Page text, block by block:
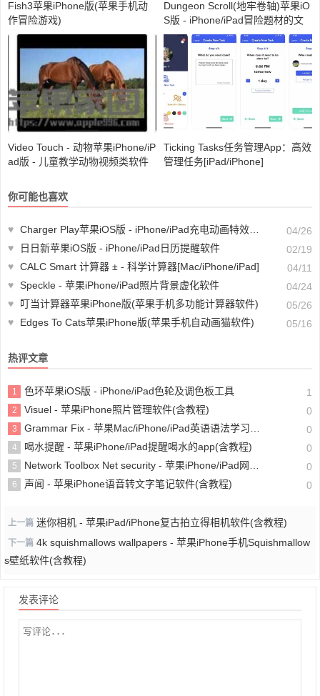
Fish3苹果iPhone版(苹果手机动
作冒险游戏)
Dungeon Scroll(地牢卷轴)苹果iO
S版 - iPhone/iPad冒险题材的文
字游戏
Video Touch - 动物苹果iPhone/iP
ad版 - 儿童教学动物视频类软件
Ticking Tasks任务管理App：高效
管理任务[iPad/iPhone]
你可能也喜欢
♥ Charger Play苹果iOS版 - iPhone/iPad充电动画特效软件
04/26
♥
日日新苹果iOS版 - iPhone/iPad日历提醒软件
02/19
♥ CALC Smart 计算器 ± - 科学计算器[Mac/iPhone/iPad]
04/11
♥ Speckle - 苹果iPhone/iPad照片背景虚化软件
04/24
♥
叮当计算器苹果iPhone版(苹果手机多功能计算器软件)
05/26
♥
Edges To Cats苹果iPhone版(苹果手机自动画猫软件) 05/16
热评文章
1 色环苹果iOS版 - iPhone/iPad色轮及调色板工具 1
2 Visuel - 苹果iPhone照片管理软件(含教程) 0
3 Grammar Fix - 苹果Mac/iPhone/iPad英语语法学习软件(含教程) 0
4 喝水提醒 - 苹果iPhone/iPad提醒喝水的app(含教程) 0
5 Network Toolbox Net security - 苹果iPhone/iPad网络分析工具(含教程) 0
6 声闻 - 苹果iPhone语音转文字笔记软件(含教程) 0
上一篇 迷你相机 - 苹果iPad/iPhone复古拍立得相机软件(含教程)
下一篇 4k squishmallows wallpapers - 苹果iPhone手机Squishmallow
s壁纸软件(含教程)
发表评论